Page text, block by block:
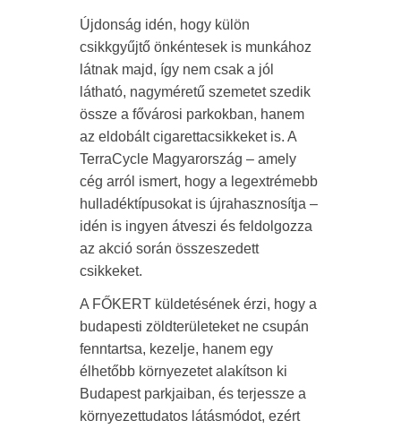
Újdonság idén, hogy külön
csikkgyűjtő önkéntesek is munkához
látnak majd, így nem csak a jól
látható, nagyméretű szemetet szedik
össze a fővárosi parkokban, hanem
az eldobált cigarettacsikkeket is. A
TerraCycle Magyarország – amely
cég arról ismert, hogy a legextrémebb
hulladéktípusokat is újrahasznosítja –
idén is ingyen átveszi és feldolgozza
az akció során összeszedett
csikkeket.
A FŐKERT küldetésének érzi, hogy a
budapesti zöldterületeket ne csupán
fenntartsa, kezelje, hanem egy
élhetőbb környezetet alakítson ki
Budapest parkjaiban, és terjessze a
környezettudatos látásmódot, ezért